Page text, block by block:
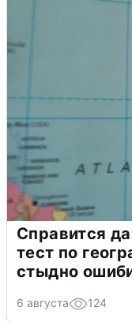
Справится
тест по
стыдно
6 августа 124